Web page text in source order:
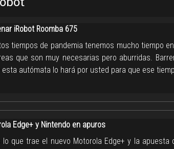
iRobot Roomba 675
tiempos de pandemia tenemos mucho tiempo
que son muy necesarias pero aburridas.
autómata lo hará por usted para que ese
Edge+ y Nintendo en apuros
que trae el nuevo Motorola Edge+ y la apuesta